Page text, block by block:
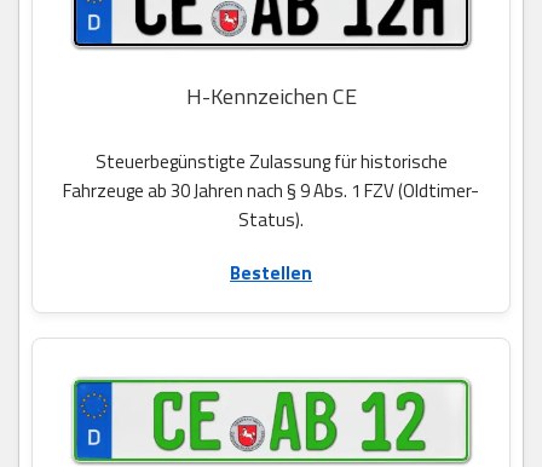
H-Kennzeichen CE
Steuerbegünstigte Zulassung für historische
Fahrzeuge ab 30 Jahren nach § 9 Abs. 1 FZV (Oldtimer-
Status).
Bestellen